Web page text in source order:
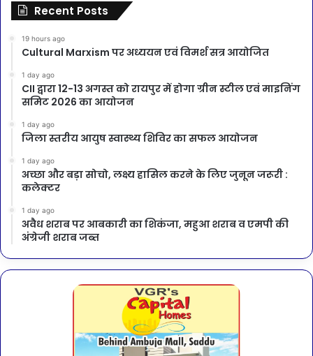
Recent Posts
19 hours ago
Cultural Marxism पर अध्ययन एवं विमर्श सत्र आयोजित
1 day ago
CII द्वारा 12-13 अगस्त को रायपुर में होगा ग्रीन स्टील एवं माइनिंग
समिट 2026 का आयोजन
1 day ago
जिला स्तरीय आयुष स्वास्थ्य शिविर का सफल आयोजन
1 day ago
अच्छा और बड़ा सोचो, लक्ष्य हासिल करने के लिए जुनून जरूरी :
कलेक्टर
1 day ago
अवैध शराब पर आबकारी का शिकंजा, महुआ शराब व एमपी की
अंग्रेजी शराब जब्त